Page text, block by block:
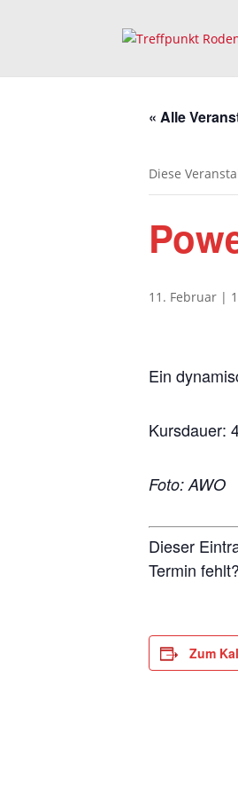
« Alle
Diese
11. Februar |
Ein
Kursdauer:
Foto: AWO
Dieser
Termin
Zum